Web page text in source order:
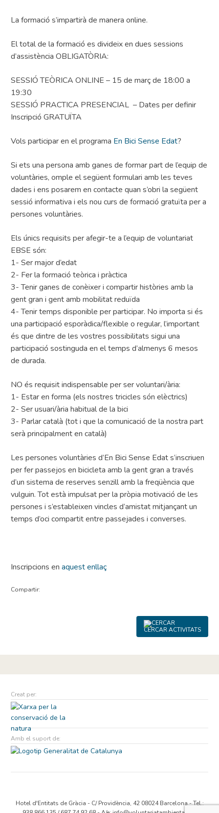
La formació s’impartirà de manera online.
El total de la formació es divideix en dues sessions
d’assistència OBLIGATÒRIA:
SESSIÓ TEÒRICA ONLINE – 15 de març de 18:00 a
19:30
SESSIÓ PRACTICA PRESENCIAL – Dates per definir
Inscripció GRATUÏTA
Vols participar en el programa En Bici Sense Edat?
Si ets una persona amb ganes de formar part de l’equip de
voluntàries, omple el següent formulari amb les teves
dades i ens posarem en contacte quan s’obri la següent
sessió informativa i els nou curs de formació gratuïta per a
persones voluntàries.
Els únics requisits per afegir-te a l’equip de voluntariat
EBSE són:
1- Ser major d’edat
2- Fer la formació teòrica i pràctica
3- Tenir ganes de conèixer i compartir històries amb la
gent gran i gent amb mobilitat reduïda
4- Tenir temps disponible per participar. No importa si és
una participació esporàdica/flexible o regular, l’important
és que dintre de les vostres possibilitats sigui una
participació sostinguda en el temps d’almenys 6 mesos
de durada.
NO és requisit indispensable per ser voluntari/ària:
1- Estar en forma (els nostres tricicles són elèctrics)
2- Ser usuari/ària habitual de la bici
3- Parlar català (tot i que la comunicació de la nostra part
serà principalment en català)
Les persones voluntàries d’En Bici Sense Edat s’inscriuen
per fer passejos en bicicleta amb la gent gran a través
d’un sistema de reserves senzill amb la freqüència que
vulguin. Tot està impulsat per la pròpia motivació de les
persones i s’estableixen vincles d’amistat mitjançant un
temps d’oci compartit entre passejades i converses.
Inscripcions enaquest enllaç
Compartir:
CERCAR ACTIVITATS
Creat per:
Amb el suport de:
Hotel d'Entitats de Gràcia - C/ Providència, 42 08024 Barcelona - Tel.: